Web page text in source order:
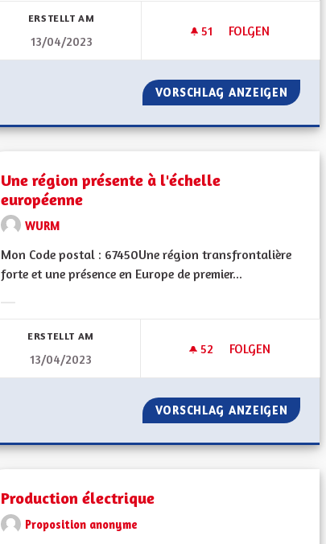
ERSTELLT AM
13/04/2023
51 51 FOLLOWER
FOLGEN
QUELLES
VORSCHLAG ANZEIGEN
Une région présente à l'échelle
européenne
WURM
Mon Code postal : 67450Une région transfrontalière
forte et une présence en Europe de premier...
ERSTELLT AM
13/04/2023
52 52 FOLLOWER
FOLGEN
UNE RÉGION
VORSCHLAG ANZEIGEN UNE
Production électrique
Proposition anonyme